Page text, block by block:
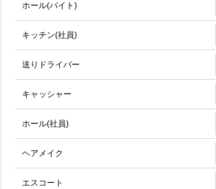
ホール(バイト)
キッチン(社員)
送りドライバー
キャッシャー
ホール(社員)
ヘアメイク
エスコート
新横浜
小田原
横浜・桜木町
関
日
茅ヶ崎 戸塚 た
厚木
桜
大宮
南浦和
船橋